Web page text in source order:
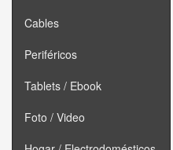
Cables
Periféricos
Tablets / Ebook
Foto / Video